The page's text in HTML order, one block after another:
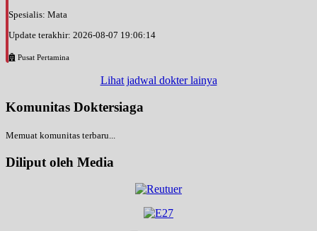
Spesialis: Mata
Update terakhir: 2026-08-07 19:06:14
Pusat Pertamina
Lihat jadwal dokter lainya
Komunitas Doktersiaga
Memuat komunitas terbaru...
Diliput oleh Media